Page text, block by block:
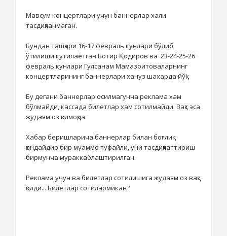
Мавсум концертлари учун баннерлар хали
тасдиқланмаган.
Бундан ташқари 16-17 февраль кунлари бўлиб
ўтилиши кутилаётган Ботир Қодиров ва 23-24-25-26
февраль кунлари Гулсанам Мамазоитоваларнинг
концертларининг баннерлари хануз шахарда йўқ!
Бу дегани баннерлар осилмагунча реклама хам
бўлмайди, кассада билетлар хам сотилмайди. Вақт эса
жудаям оз қолмоқда.
Хабар беришларича баннерлар билан боғлиқ
қандайдир бир муаммо туфайли, уни тасдиқлаттириш
бирмунча мураккаблаштирилган.
Реклама учун ва билетлар сотилишига жудаям оз вақт
қолди... Билетлар сотилармикан?